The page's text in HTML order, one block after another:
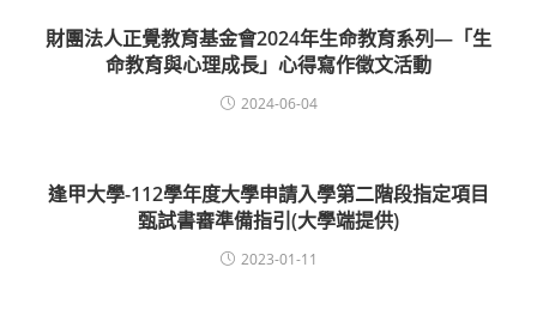
財團法人正覺教育基金會2024年生命教育系列—「生
命教育與心理成長」心得寫作徵文活動
2024-06-04
逢甲大學-112學年度大學申請入學第二階段指定項目
甄試書審準備指引(大學端提供)
2023-01-11